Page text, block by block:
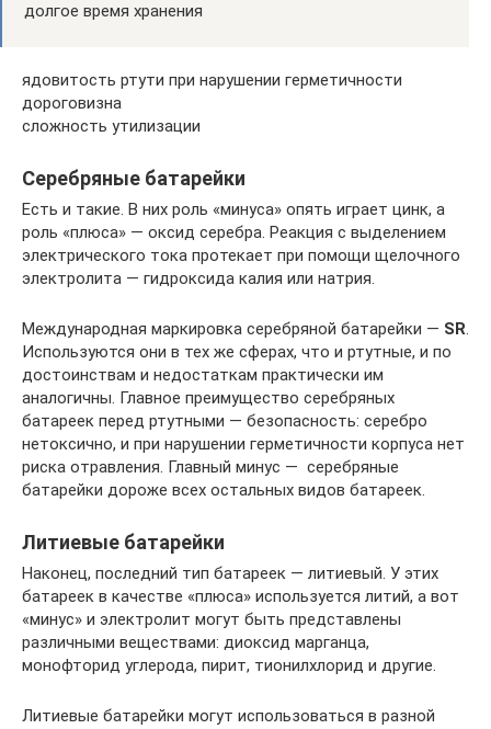
долгое время хранения
ядовитость ртути при нарушении герметичности
дороговизна
сложность утилизации
Серебряные батарейки
Есть и такие. В них роль «минуса» опять играет цинк, а
роль «плюса» — оксид серебра. Реакция с выделением
электрического тока протекает при помощи щелочного
электролита — гидроксида калия или натрия.
Международная маркировка серебряной батарейки — SR.
Используются они в тех же сферах, что и ртутные, и по
достоинствам и недостаткам практически им
аналогичны. Главное преимущество серебряных
батареек перед ртутными — безопасность: серебро
нетоксично, и при нарушении герметичности корпуса нет
риска отравления. Главный минус — серебряные
батарейки дороже всех остальных видов батареек.
Литиевые батарейки
Наконец, последний тип батареек — литиевый. У этих
батареек в качестве «плюса» используется литий, а вот
«минус» и электролит могут быть представлены
различными веществами: диоксид марганца,
монофторид углерода, пирит, тионилхлорид и другие.
Литиевые батарейки могут использоваться в разной